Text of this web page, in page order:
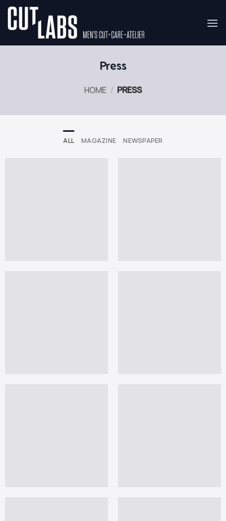
Skip
content
Press
HOME / PRESS
ALL MAGAZINE NEWSPAPER